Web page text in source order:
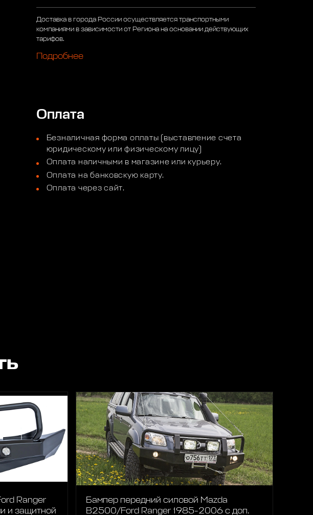
Доставка в города России осуществляется транспортными
компаниями в зависимости от Региона на основании действующих
тарифов.
Подробнее
Оплата
Безналичная форма оплаты (выставление счета
юридическому или физическому лицу)
Оплата наличными в магазине или курьеру.
Оплата на банковскую карту.
Оплата через сайт.
Ranger
и защитной
Бампер передний силовой Mazda
B2500/Ford Ranger 1985-2006 с доп.